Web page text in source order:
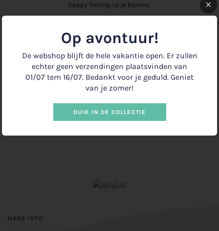
happy feeling op je bureau.
A5 formaat, met 52 afscheurvellen.
MEER INFO
Op avontuur!
De webshop blijft de hele vakantie open. Er zullen
echter geen verzendingen plaatsvinden van
01/07 tem 16/07. Bedankt voor je geduld. Geniet
van je zomer!
DUIK IN DE COLLECTIE